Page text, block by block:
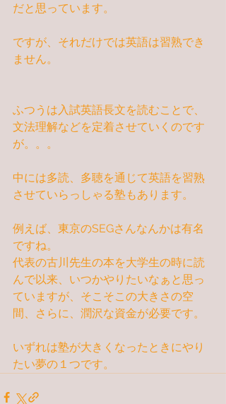
だと思っています。
ですが、それだけでは英語は習熟でき
ません。
ふつうは入試英語長文を読むことで、
文法理解などを定着させていくのです
が。。。
中には多読、多聴を通じて英語を習熟
させていらっしゃる塾もあります。
例えば、東京のSEGさんなんかは有名
ですね。
代表の古川先生の本を大学生の時に読
んで以来、いつかやりたいなぁと思っ
ていますが、そこそこの大きさの空
間、さらに、潤沢な資金が必要です。
いずれは塾が大きくなったときにやり
たい夢の１つです。